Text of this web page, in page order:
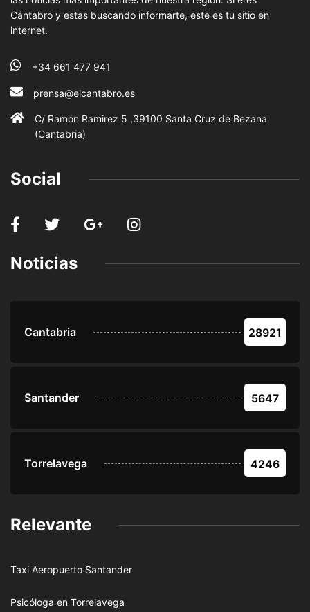
Cántabro y estas buscando informarte, este es tu sitio en
internet.
+34 661 477 941
prensa@elcantabro.es
C/ Ramón Ramirez 5 ,39100 Santa Cruz de Bezana
(Cantabria)
Social
Noticias
Cantabria 28921
Santander 5647
Torrelavega 4246
Relevante
Taxi Aeropuerto Santander
Psicóloga en Torrelavega